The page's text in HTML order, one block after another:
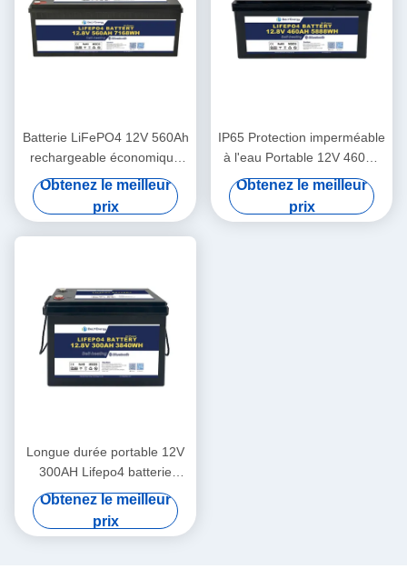
Batterie LiFePO4 12V 560Ah
rechargeable économique
5000 cycles
Obtenez le meilleur
prix
IP65 Protection imperméable
à l'eau Portable 12V 460Ah
LiFePo4 batterie longue
durée de vie pour camping-
car
Obtenez le meilleur
prix
Longue durée portable 12V
300AH Lifepo4 batterie
nouvelle catégorie A cellules
Obtenez le meilleur
prix